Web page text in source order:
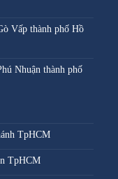
Vấp thành phố Hồ
Nhuận thành phố
TpHCM
TpHCM